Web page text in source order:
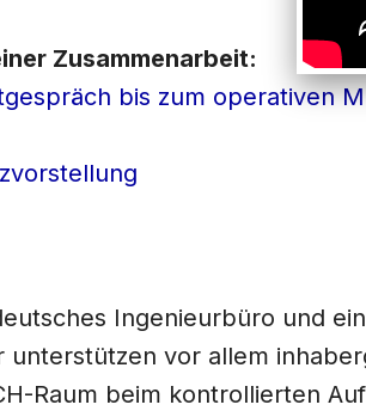
Zusammenarbeit:
bis zum operativen
Ingenieurbüro und
unterstützen vor allem
Raum beim kontrollierten